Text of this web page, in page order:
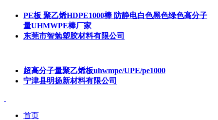
PE板 聚乙烯HDPE1000棒 防静电白色黑色绿色高分子
量UHMWPE棒厂家
东莞市智勉塑胶材料有限公司
超高分子量聚乙烯板uhwmpe/UPE/pe1000
宁津县明扬新材料有限公司
首页